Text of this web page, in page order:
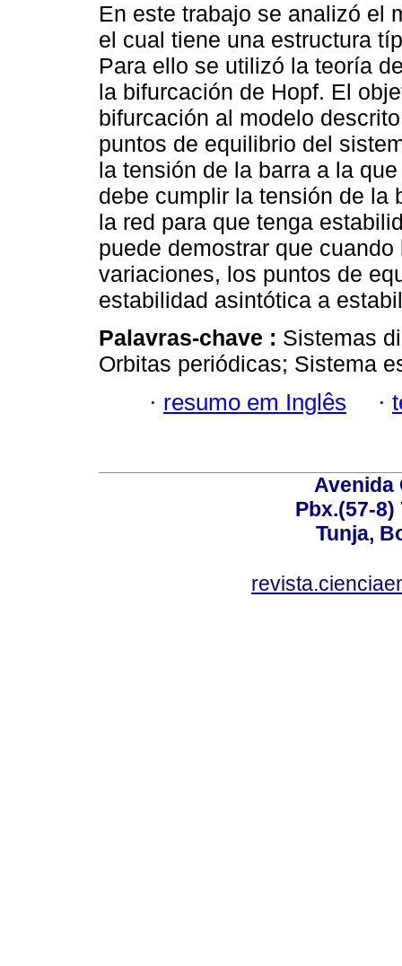
En este trabajo se analizó el
el cual tiene una estructura
Para ello se utilizó la teoría
la bifurcación de Hopf. El
bifurcación al modelo
puntos de equilibrio del
la tensión de la barra a la
debe cumplir la tensión de la
la red para que tenga
puede demostrar que
variaciones, los puntos de
estabilidad asintótica a
Palavras-chave : Sistemas
Orbitas periódicas; Sistema
· resumo em Inglês ·
Avenida
Pbx.(57-8)
Tunja,